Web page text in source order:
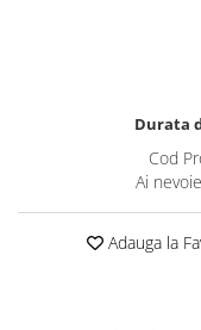
Solutie de indepartat
Tratament pentru
pentru par, masca de
Durata
Cod
Ai
Adauga la